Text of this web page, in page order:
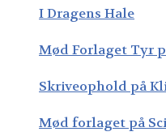
I Dragens Hale
Mød Forlaget Tyr
Skriveophold på
Mød forlaget på